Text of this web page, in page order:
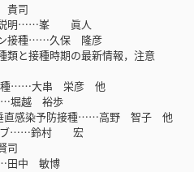
貴司
説明……峯 眞人
ン接種……久保 隆彦
と接種時期の最新情報，注意
種……大串 栄彦 他
堀越 裕歩
直感染予防接種……高野 智子 他
マブ……鈴村 宏
司
田中 敏博